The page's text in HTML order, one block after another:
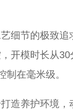
节的极致追
开模时长从
制在毫米级。
养护环境，